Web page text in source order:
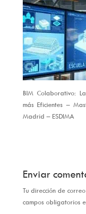
BIM Colaborativo:
más Eficientes –
Madrid – ESDIMA
Enviar
Tu dirección de
campos obligatorios